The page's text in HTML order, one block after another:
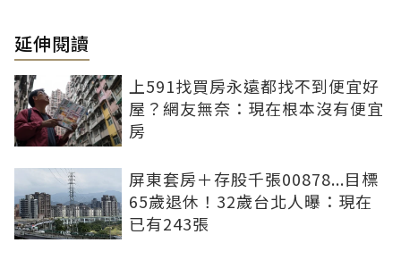
延伸閱讀
上591找買房永遠都找不到便宜好
屋？網友無奈：現在根本沒有便宜
房
屏東套房＋存股千張00878...目標
65歲退休！32歲台北人曝：現在
已有243張